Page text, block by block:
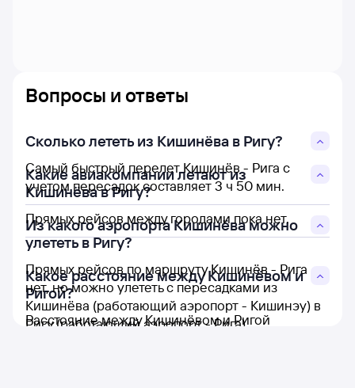
Вопросы и ответы
Сколько лететь из Кишинёва в Ригу?
Самый быстрый перелет Кишинёв - Рига с
учетом пересадок составляет 3 ч 50 мин.
Какие авиакомпании летают из
Кишинёва в Ригу?
Прямых рейсов между городами пока нет.
Из какого аэропорта Кишинёва можно
улететь в Ригу?
Прямых рейсов по маршруту Кишинёв - Рига
нет, но можно улететь с пересадками из
Кишинёва (работающий аэропорт - Кишинэу) в
Ригу (работающий аэропорт - Рига).
Какое расстояние между Кишинёвом и
Ригой?
Расстояние между Кишинёвом и Ригой